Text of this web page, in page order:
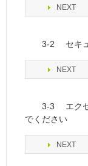
NEXT
3-2 セキュ
NEXT
3-3 エクセル
でください
NEXT